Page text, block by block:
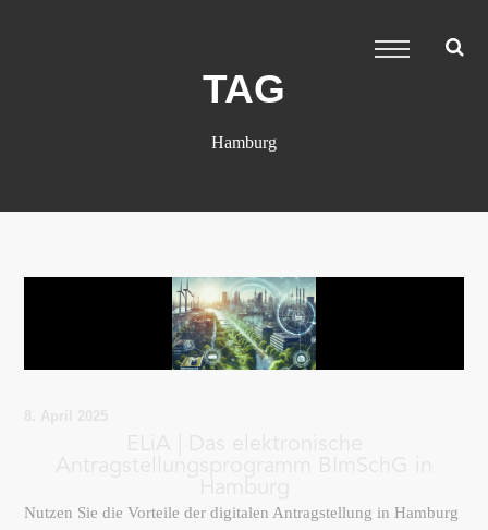
TAG
Hamburg
Nutzen Sie die Vorteile der digitalen Antragstellung in Hamburg